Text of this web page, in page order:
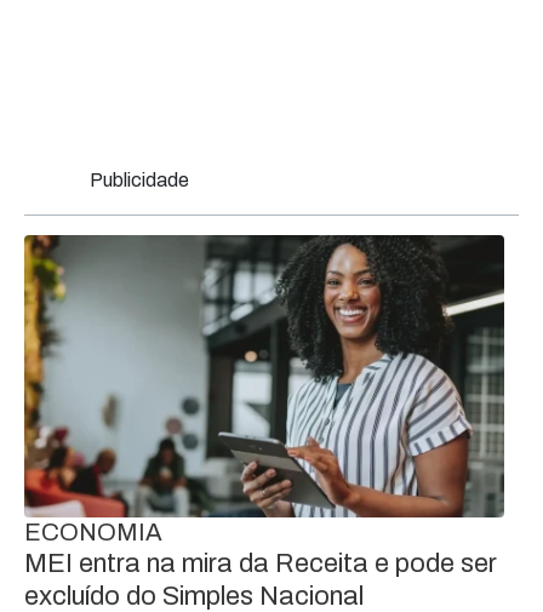
Publicidade
ECONOMIA
MEI entra na mira da Receita e pode ser
excluído do Simples Nacional